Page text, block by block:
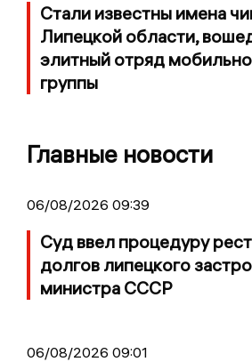
Стали известны имена
Липецкой области,
элитный отряд
группы
Главные новости
06/08/2026 09:39
Суд ввел процедуру
долгов липецкого
министра СССР
06/08/2026 09:01